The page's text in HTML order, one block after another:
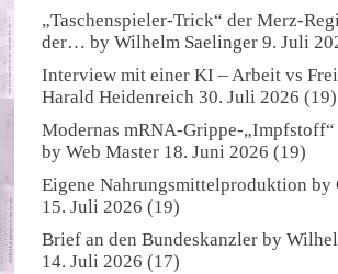
„Taschenspieler-Trick“ der Merz-
der… byWilhelm Saelinger 9. Juli
Interview mit einer KI – Arbeit vs
Harald Heidenreich 30. Juli 2026 (19)
Modernas mRNA-Grippe-
byWeb Master 18. Juni 2026 (19)
Eigene Nahrungsmittelproduktion by
15. Juli 2026 (19)
Brief an den Bundeskanzler by
14. Juli 2026 (17)